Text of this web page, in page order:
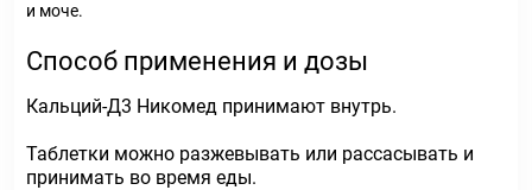
и моче.
Способ применения и дозы
Кальций-Д3 Никомед принимают внутрь.
Таблетки можно разжевывать или рассасывать и
принимать во время еды.